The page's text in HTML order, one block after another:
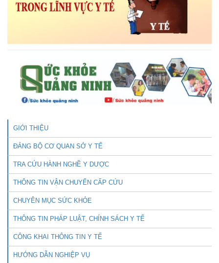
GIỚI THIỆU
ĐẢNG BỘ CƠ QUAN SỞ Y TẾ
TRA CỨU HÀNH NGHỀ Y DƯỢC
THÔNG TIN VẬN CHUYỂN CẤP CỨU
CHUYÊN MỤC SỨC KHỎE
THÔNG TIN PHÁP LUẬT, CHÍNH SÁCH Y TẾ
CÔNG KHAI THÔNG TIN Y TẾ
HƯỚNG DẪN NGHIỆP VỤ